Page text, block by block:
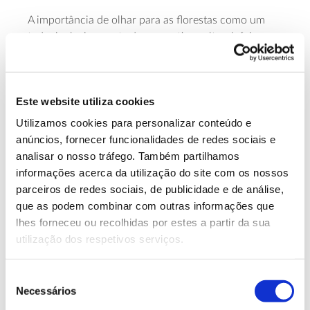
Este website utiliza cookies
Utilizamos cookies para personalizar conteúdo e
anúncios, fornecer funcionalidades de redes sociais e
analisar o nosso tráfego. Também partilhamos
informações acerca da utilização do site com os nossos
parceiros de redes sociais, de publicidade e de análise,
que as podem combinar com outras informações que
lhes forneceu ou recolhidas por estes a partir da sua
utilização dos respetivos serviços.
Necessários
A importância de olhar para as florestas como um
todo, inclusivamente da perspetiva cultural, foi
expressa por Carlos Fiolhais, professor de física e
comunicador de ciência, ao afirmar que “(…) plantar
árvore, uma árvore são milhões de espécies, não é só
ar puro (…)”.
Cristina Máguas, Coordenadora do Centro de
Ecologia, Evolução e Alterações Ambientais (cE3c) da
Faculdade de Ciências da Universidade de Lisboa,
focou também o desafio da proteção da
biodiversidade que, além de ser fundamental nos
mais variados aspetos ambientais, “aumenta a
produtividade, eficiência e resiliência (da floresta), e
existem estudos que o demonstram claramente”. A
necessidade de conciliar a valorização da perspetiva
natural –incluindo
– e das atividades